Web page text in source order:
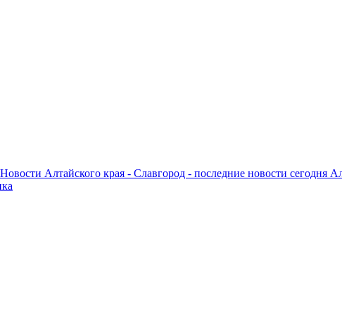
Новости Алтайского края - Славгород - последние новости сегодня